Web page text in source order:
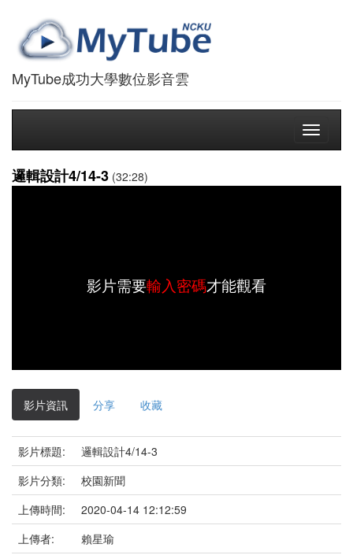
MyTube成功大學數位影音雲
Toggle
邏輯設計4/14-3 (32:28)
影片需要輸入密碼才能觀看
影片資訊 分享 收藏
影片標題:
邏輯設計4/14-3
影片分類:
校園新聞
上傳時間:
2020-04-14 12:12:59
上傳者:
賴星瑜